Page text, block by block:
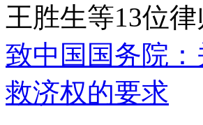
王胜生等13位律
致中国国务院
救济权的要求